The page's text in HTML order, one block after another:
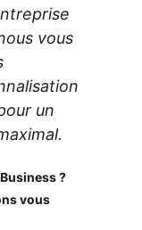
vous
un
?
vous